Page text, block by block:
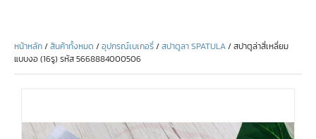
หน้าหลัก/สินค้าทั้งหมด /อุปกรณ์เบเกอรี่/สปาตูลา SPATULA/ สปาตูล่าสี่เหลี่ยม
แบบงอ (16รู) รหัส 5668884000506